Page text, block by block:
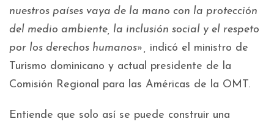
nuestros países vaya de la mano con la protección
del medio ambiente, la inclusión social y el respeto
por los derechos humanos»,
indicó el ministro de
Turismo dominicano y actual presidente de la
Comisión Regional para las Américas de la OMT.
Entiende que solo así se puede construir una